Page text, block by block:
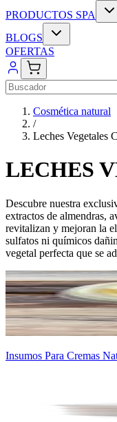
PRODUCTOS SPA
BLOGS
OFERTAS
Cosmética natural
/
Leches Vegetales
LECHES
Descubre nuestra
extractos de almendras,
revitalizan y mejoran la
sulfatos ni químicos
vegetal perfecta que se
Insumos Para Cremas